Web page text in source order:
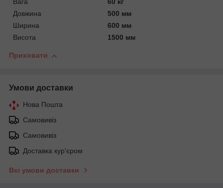
Вага
60 кг
Довжина
500 мм
Ширина
600 мм
Висота
1500 мм
Приховати
Умови доставки
Нова Пошта
Самовивіз
Самовивіз
Доставка кур'єром
Всі умови доставки